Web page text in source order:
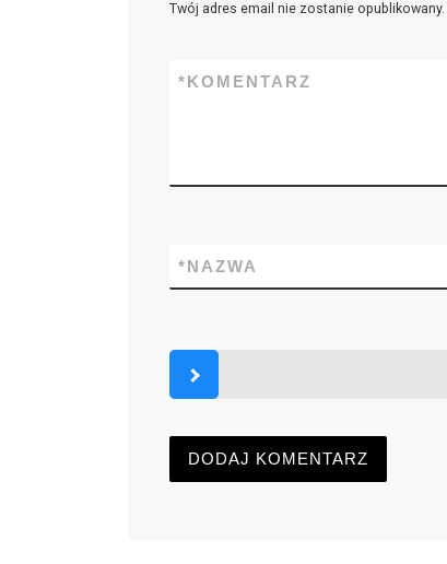
Twój adres email nie zostanie opublikowany.
KOMENTARZ
*
NAZWA
*